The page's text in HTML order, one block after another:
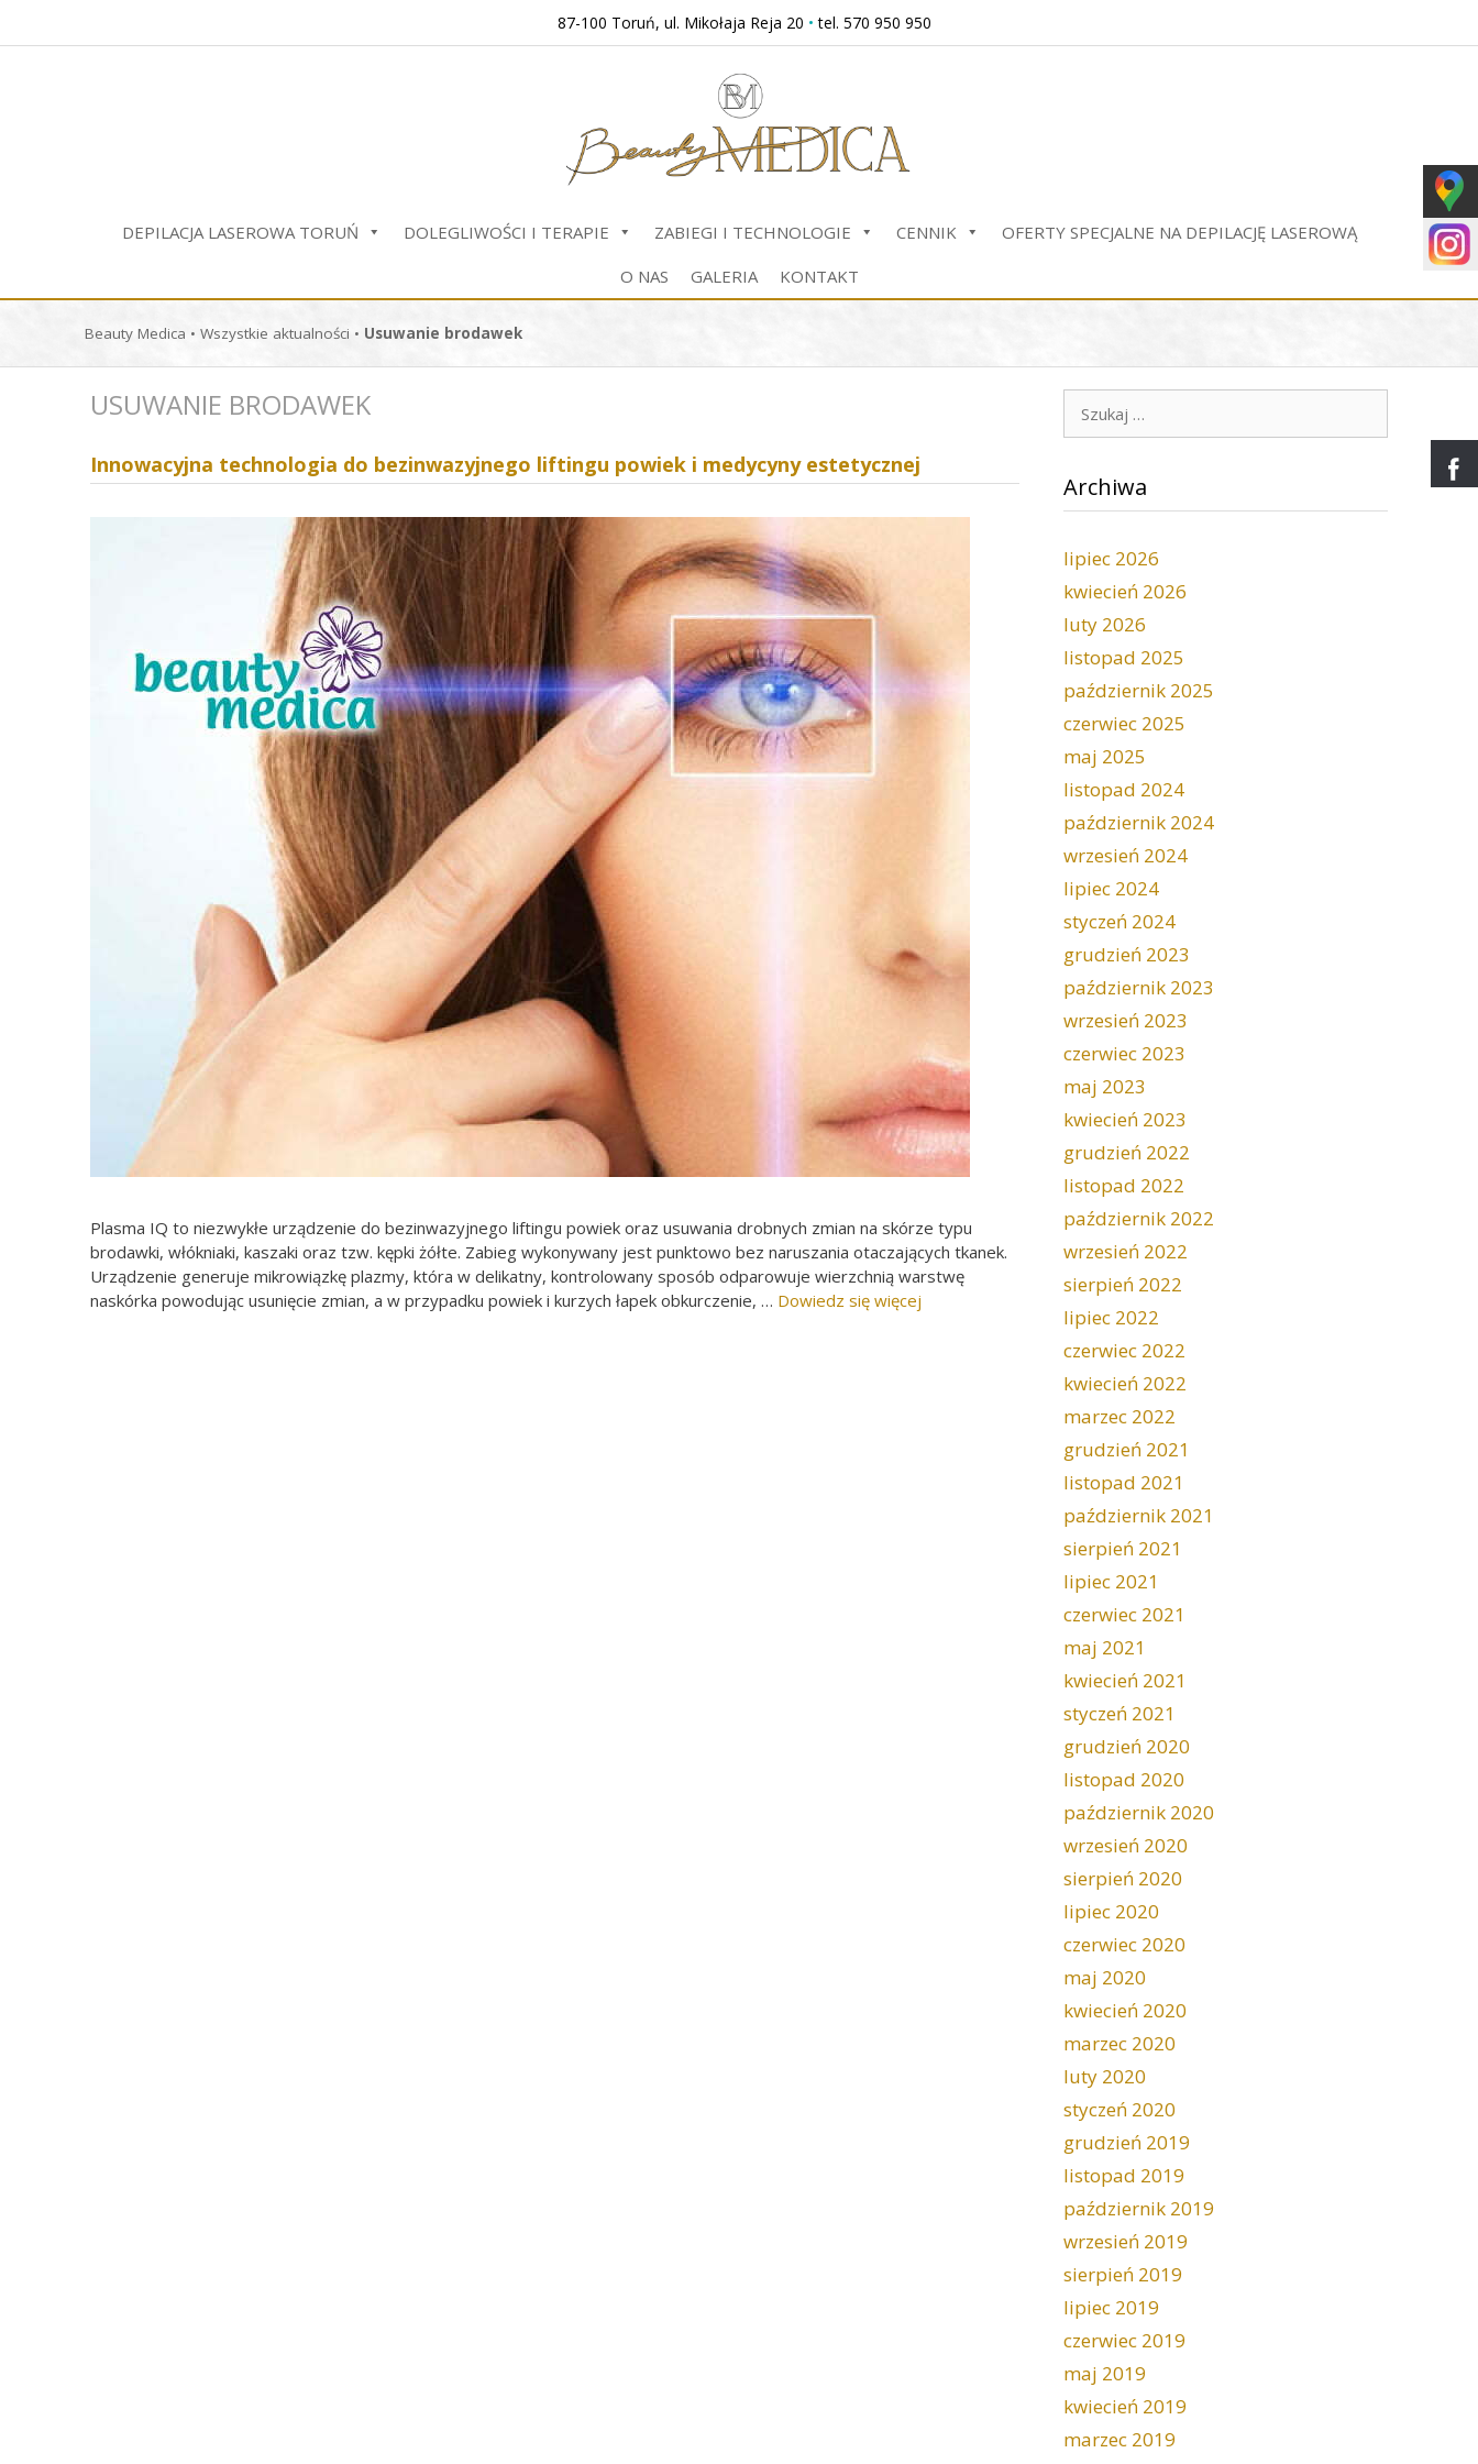
87-100 Toruń, ul. Mikołaja Reja 20 • tel. 570 950 950
DEPILACJA LASEROWA TORUŃ DOLEGLIWOŚCI I TERAPIE ZABIEGI I TECHNOLOGIE CENNIK
OFERTY SPECJALNE NA DEPILACJĘ LASEROWĄ
O NAS
GALERIA KONTAKT
Beauty Medica • Wszystkie aktualności • Usuwanie brodawek
USUWANIE BRODAWEK
Innowacyjna technologia do bezinwazyjnego liftingu powiek i medycyny estetycznej
Plasma IQ to niezwykłe urządzenie do bezinwazyjnego liftingu powiek oraz usuwania drobnych zmian na skórze typu
brodawki, włókniaki, kaszaki oraz tzw. kępki żółte. Zabieg wykonywany jest punktowo bez naruszania otaczających tkanek.
Urządzenie generuje mikrowiązkę plazmy, która w delikatny, kontrolowany sposób odparowuje wierzchnią warstwę
naskórka powodując usunięcie zmian, a w przypadku powiek i kurzych łapek obkurczenie, … Dowiedz się więcej
Szukaj:
Archiwa
lipiec 2026
kwiecień 2026
luty 2026
listopad 2025
październik 2025
czerwiec 2025
maj 2025
listopad 2024
październik 2024
wrzesień 2024
lipiec 2024
styczeń 2024
grudzień 2023
październik 2023
wrzesień 2023
czerwiec 2023
maj 2023
kwiecień 2023
grudzień 2022
listopad 2022
październik 2022
wrzesień 2022
sierpień 2022
lipiec 2022
czerwiec 2022
kwiecień 2022
marzec 2022
grudzień 2021
listopad 2021
październik 2021
sierpień 2021
lipiec 2021
czerwiec 2021
maj 2021
kwiecień 2021
styczeń 2021
grudzień 2020
listopad 2020
październik 2020
wrzesień 2020
sierpień 2020
lipiec 2020
czerwiec 2020
maj 2020
kwiecień 2020
marzec 2020
luty 2020
styczeń 2020
grudzień 2019
listopad 2019
październik 2019
wrzesień 2019
sierpień 2019
lipiec 2019
czerwiec 2019
maj 2019
kwiecień 2019
marzec 2019